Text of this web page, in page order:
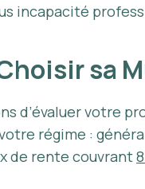
incapacité
sa
d’évaluer votre
régime :
de rente couvrant